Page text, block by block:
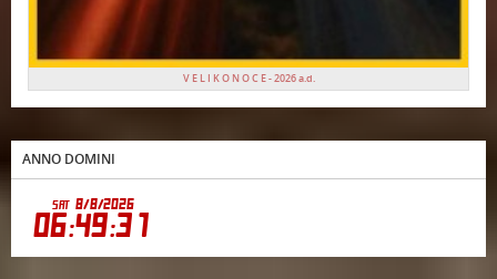
V E L I K O N O C E - 2026 a.d.
ANNO DOMINI